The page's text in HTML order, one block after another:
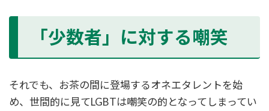
「少数者」に対する嘲笑
それでも、お茶の間に登場するオネエタレントを始
め、世間的に見てLGBTは嘲笑の的となってしまってい